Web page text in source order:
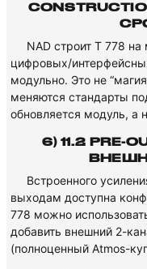
NAD строит T 778 на
цифровых/
модульно. Это не
меняются стандарты
обновляется модуль, а
6) 11.2 PRE-
Встроенного
выходам доступна
778 можно
добавить внешний 2-
(полноценный Atmos-